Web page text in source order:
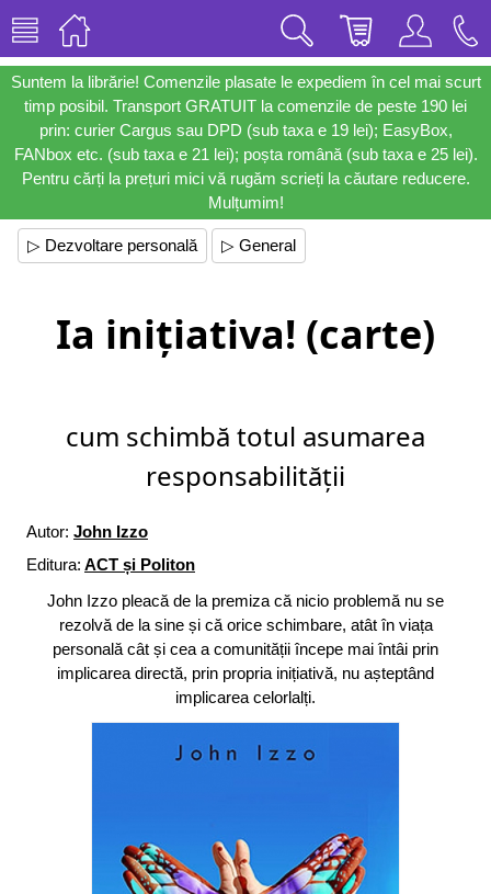
Suntem la librărie! Comenzile plasate le expediem în cel mai scurt
timp posibil. Transport GRATUIT la comenzile de peste 190 lei
prin: curier Cargus sau DPD (sub taxa e 19 lei); EasyBox,
FANbox etc. (sub taxa e 21 lei); poșta română (sub taxa e 25 lei).
Pentru cărți la prețuri mici vă rugăm scrieți la căutare reducere.
Mulțumim!
▷ Dezvoltare personală ▷ General
Ia inițiativa! (carte)
cum schimbă totul asumarea
responsabilității
Autor: John Izzo
Editura: ACT și Politon
John Izzo pleacă de la premiza că nicio problemă nu se
rezolvă de la sine și că orice schimbare, atât în viața
personală cât și cea a comunității începe mai întâi prin
implicarea directă, prin propria inițiativă, nu așteptând
implicarea celorlalți.